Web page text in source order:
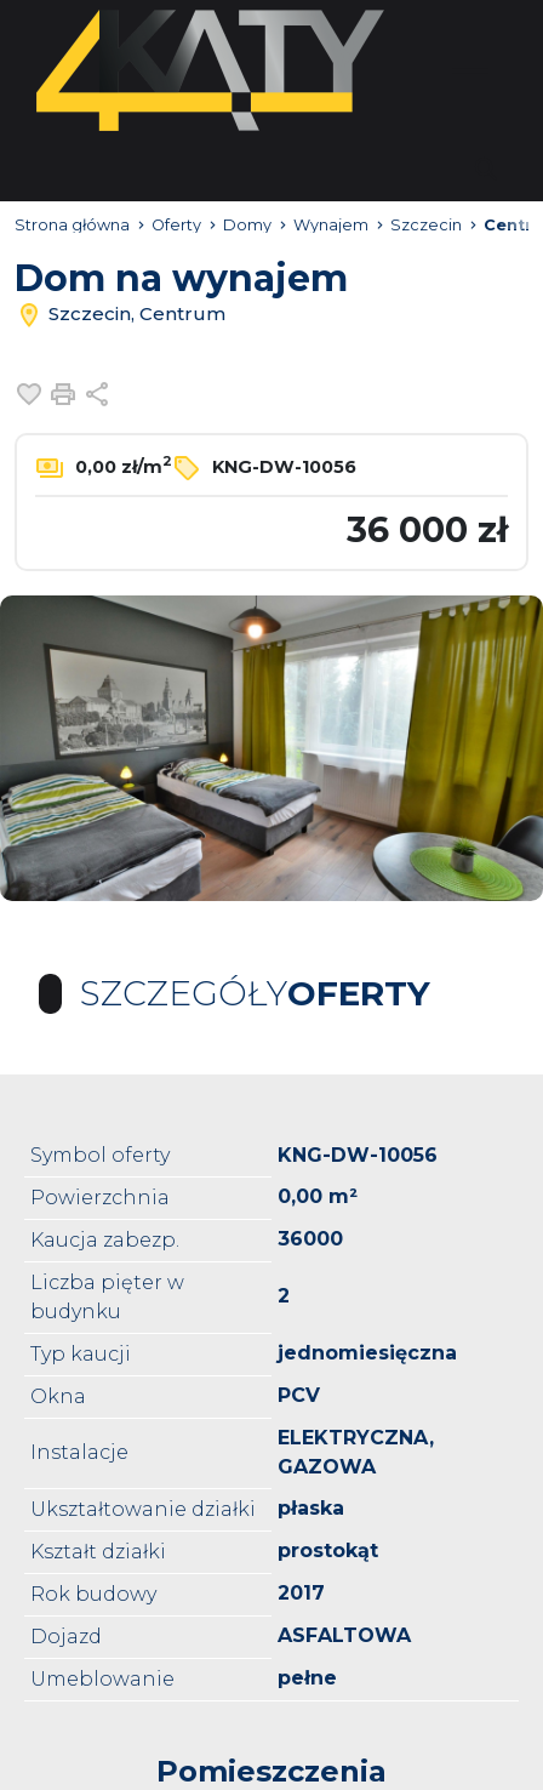
Strona główna Oferty Domy Wynajem Szczecin
Dom na wynajem
Szczecin, Centrum
Dodaj do ulubionych
Drukuj
0,00 zł/m2 KNG-DW-10056
36 000 zł
SZCZEGÓŁYOFERTY
Symbol oferty
KNG-DW-10056
Powierzchnia
0,00 m²
Kaucja zabezp.
36000
Liczba pięter w
budynku
2
Typ kaucji
jednomiesięczna
Okna
PCV
Instalacje
ELEKTRYCZNA,
GAZOWA
Ukształtowanie działki
płaska
Kształt działki
prostokąt
Rok budowy
2017
Dojazd
ASFALTOWA
Umeblowanie
pełne
Pomieszczenia